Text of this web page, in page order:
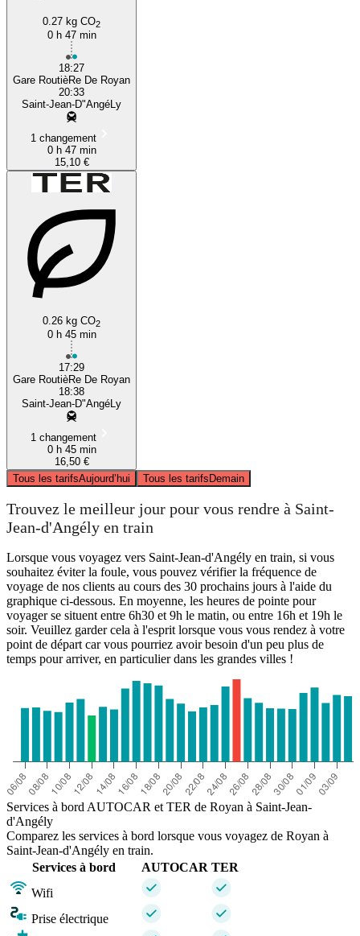
0.27 kg CO2
0 h 47 min
18:27
Gare RoutièRe De Royan
20:33
Saint-Jean-D"AngéLy
1 changement
0 h 47 min
15,10 €
0.26 kg CO2
0 h 45 min
17:29
Gare RoutièRe De Royan
18:38
Saint-Jean-D"AngéLy
1 changement
0 h 45 min
16,50 €
Tous les tarifsAujourd’hui Tous les tarifsDemain
Trouvez le meilleur jour pour vous rendre à Saint-
Jean-d'Angély en train
Lorsque vous voyagez vers Saint-Jean-d'Angély en train, si vous
souhaitez éviter la foule, vous pouvez vérifier la fréquence de
voyage de nos clients au cours des 30 prochains jours à l'aide du
graphique ci-dessous. En moyenne, les heures de pointe pour
voyager se situent entre 6h30 et 9h le matin, ou entre 16h et 19h le
soir. Veuillez garder cela à l'esprit lorsque vous vous rendez à votre
point de départ car vous pourriez avoir besoin d'un peu plus de
temps pour arriver, en particulier dans les grandes villes !
Services à bord AUTOCAR et TER de Royan à Saint-Jean-
d'Angély
Comparez les services à bord lorsque vous voyagez de Royan à
Saint-Jean-d'Angély en train.
Services à bord
AUTOCAR TER
Wifi
Prise électrique